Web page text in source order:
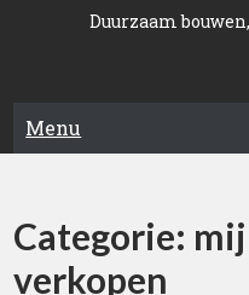
Duurzaam
Menu
Categorie:
verkopen